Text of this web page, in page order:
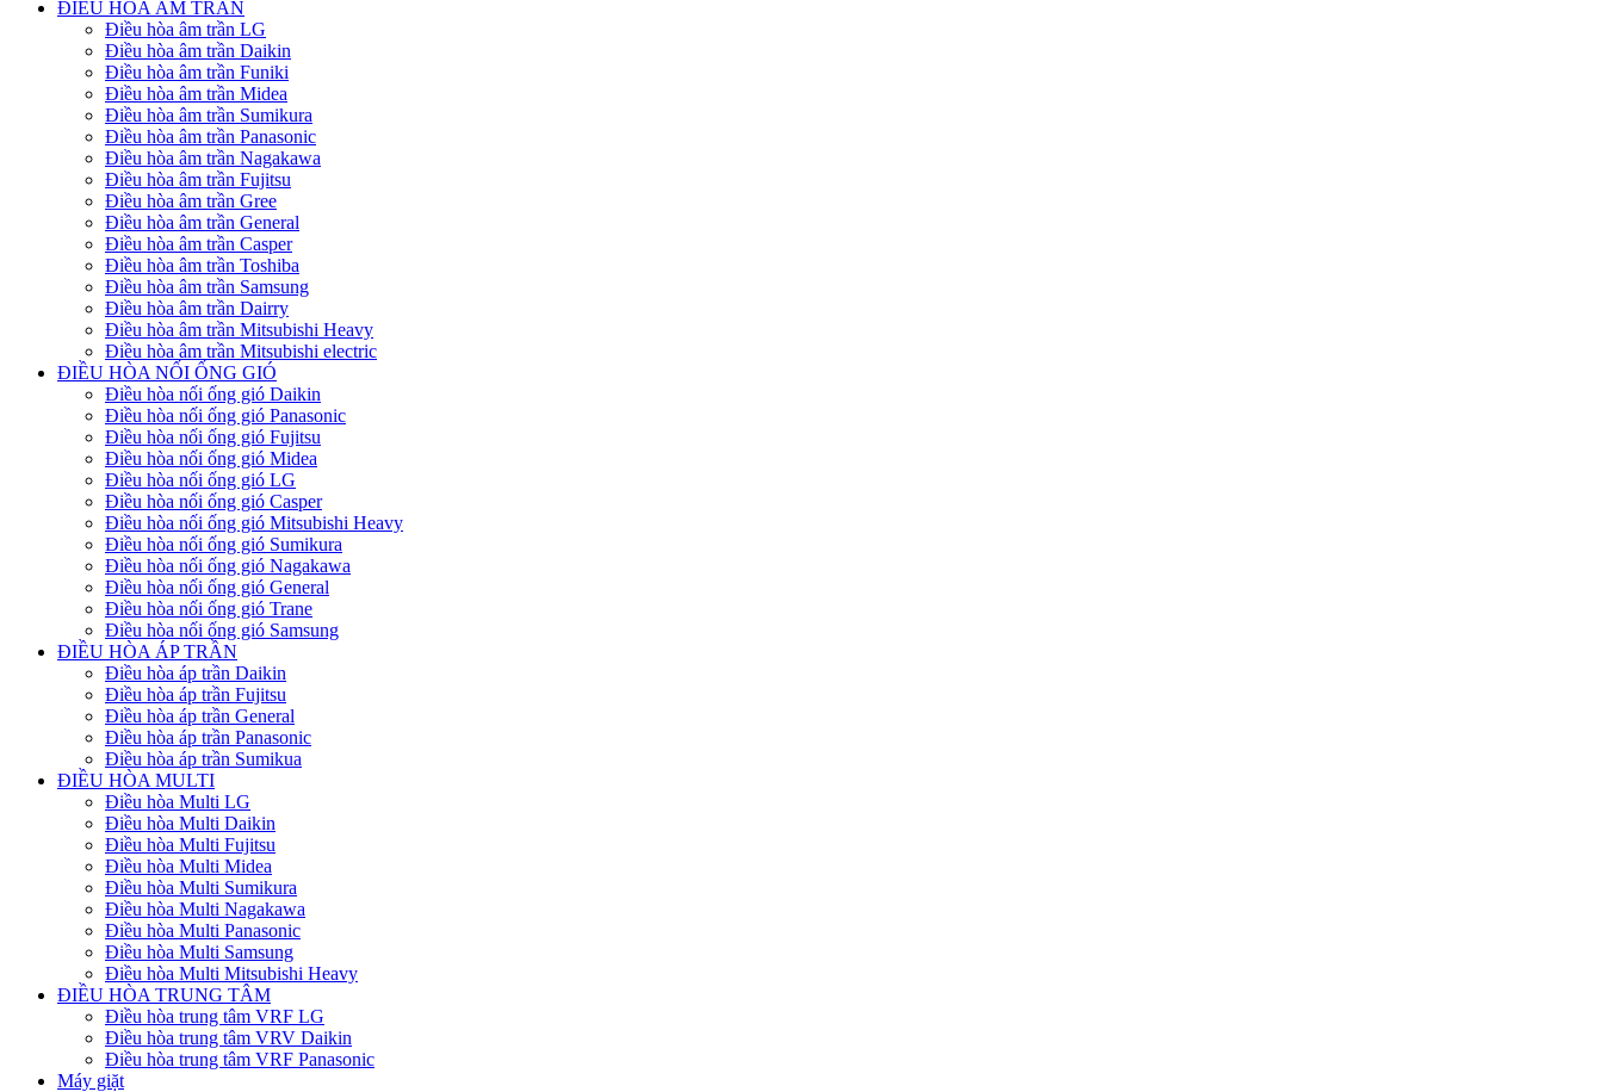
ĐIỀU HÒA ÂM TRẦN
Điều hòa âm trần LG
Điều hòa âm trần Daikin
Điều hòa âm trần Funiki
Điều hòa âm trần Midea
Điều hòa âm trần Sumikura
Điều hòa âm trần Panasonic
Điều hòa âm trần Nagakawa
Điều hòa âm trần Fujitsu
Điều hòa âm trần Gree
Điều hòa âm trần General
Điều hòa âm trần Casper
Điều hòa âm trần Toshiba
Điều hòa âm trần Samsung
Điều hòa âm trần Dairry
Điều hòa âm trần Mitsubishi Heavy
Điều hòa âm trần Mitsubishi electric
ĐIỀU HÒA NỐI ỐNG GIÓ
Điều hòa nối ống gió Daikin
Điều hòa nối ống gió Panasonic
Điều hòa nối ống gió Fujitsu
Điều hòa nối ống gió Midea
Điều hòa nối ống gió LG
Điều hòa nối ống gió Casper
Điều hòa nối ống gió Mitsubishi Heavy
Điều hòa nối ống gió Sumikura
Điều hòa nối ống gió Nagakawa
Điều hòa nối ống gió General
Điều hòa nối ống gió Trane
Điều hòa nối ống gió Samsung
ĐIỀU HÒA ÁP TRẦN
Điều hòa áp trần Daikin
Điều hòa áp trần Fujitsu
Điều hòa áp trần General
Điều hòa áp trần Panasonic
Điều hòa áp trần Sumikua
ĐIỀU HÒA MULTI
Điều hòa Multi LG
Điều hòa Multi Daikin
Điều hòa Multi Fujitsu
Điều hòa Multi Midea
Điều hòa Multi Sumikura
Điều hòa Multi Nagakawa
Điều hòa Multi Panasonic
Điều hòa Multi Samsung
Điều hòa Multi Mitsubishi Heavy
ĐIỀU HÒA TRUNG TÂM
Điều hòa trung tâm VRF LG
Điều hòa trung tâm VRV Daikin
Điều hòa trung tâm VRF Panasonic
Máy giặt